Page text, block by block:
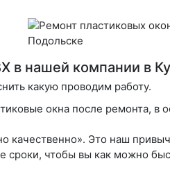
в нашей компании в
какую проводим работу.
окна после ремонта, в
качественно». Это наш
сроки, чтобы вы как можно